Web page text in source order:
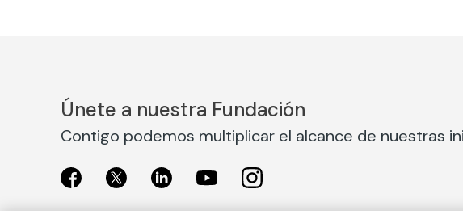
Únete a nuestra Fundación
Contigo podemos multiplicar el alcance de nuestras